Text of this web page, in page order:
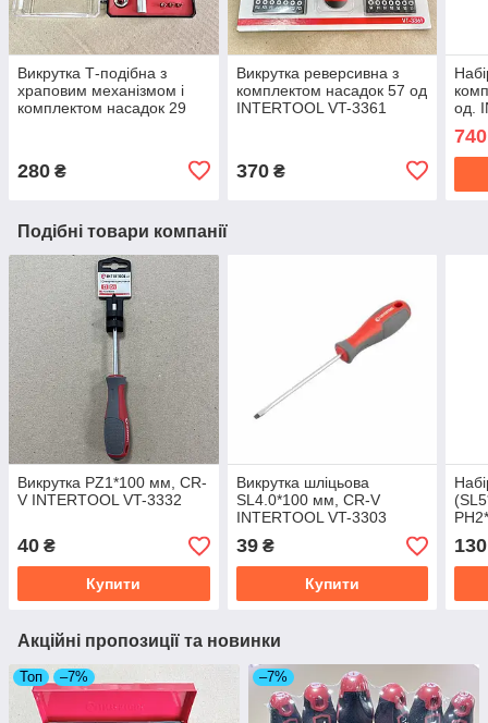
Викрутка Т-подібна з
храповим механізмом і
комплектом насадок 29
280 ₴
Викрутка реверсивна з
комплектом насадок 57 од
INTERTOOL VT-3361
370₴
од.
740
Подібні товари компанії
Викрутка PZ1*100 мм, CR-
V INTERTOOL VT-3332
40 ₴
Купити
Викрутка шліцьова
SL4.0*100 мм, CR-V
INTERTOOL VT-3303
39₴
Купити
130
Акційні пропозиції та новинки
Топ –7% –7%